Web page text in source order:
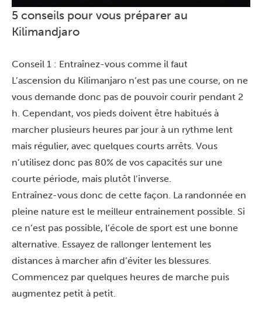
5 conseils pour vous préparer au
Kilimandjaro
Conseil 1 : Entraînez-vous comme il faut
L’ascension du Kilimanjaro n’est pas une course, on ne
vous demande donc pas de pouvoir courir pendant 2
h. Cependant, vos pieds doivent être habitués à
marcher plusieurs heures par jour à un rythme lent
mais régulier, avec quelques courts arrêts. Vous
n’utilisez donc pas 80% de vos capacités sur une
courte période, mais plutôt l’inverse.
Entraînez-vous donc de cette façon. La randonnée en
pleine nature est le meilleur entrainement possible. Si
ce n’est pas possible, l’école de sport est une bonne
alternative. Essayez de rallonger lentement les
distances à marcher afin d’éviter les blessures.
Commencez par quelques heures de marche puis
augmentez petit à petit.